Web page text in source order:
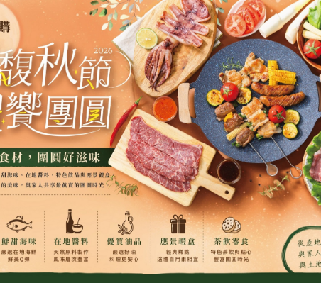
/枝 × 3入
水、特砂、海鹽
(須冷凍於-18℃以下)
蓮大西瓜佐以海鹽，消暑又解渴
生產製程廠房，其設備亦有生產芒果，易過敏體質請留意
你可能有興趣的產品
RPET 食譜 減硝酸鹽 雞蛋 食安 共同